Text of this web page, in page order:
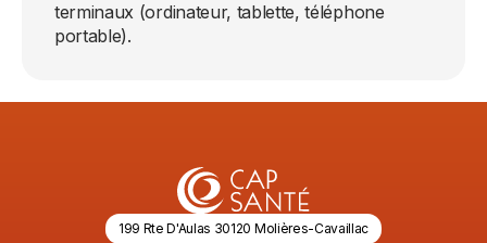
terminaux (ordinateur, tablette, téléphone
portable).
199 Rte D'Aulas 30120 Molières-Cavaillac